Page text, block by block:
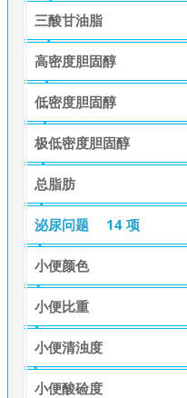
三酸甘油脂
高密度胆固醇
低密度胆固醇
极低密度胆固醇
总脂肪
泌尿问题 14 项
小便颜色
小便比重
小便清浊度
小便酸硷度